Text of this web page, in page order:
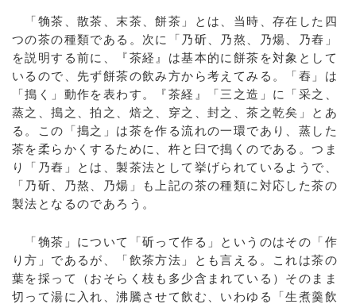
「觕茶、散茶、末茶、餅茶」とは、当時、存在した四
つの茶の種類である。次に「乃斫、乃熬、乃煬、乃舂」
を説明する前に、『茶経』は基本的に餅茶を対象として
いるので、先ず餅茶の飲み方から考えてみる。「舂」は
「搗く」動作を表わす。『茶経』「三之造」に「采之、
蒸之、搗之、拍之、焙之、穿之、封之、茶之乾矣」とあ
る。この「搗之」は茶を作る流れの一環であり、蒸した
茶を柔らかくするために、杵と臼で搗くのである。つま
り「乃舂」とは、製茶法として挙げられているようで、
「乃斫、乃熬、乃煬」も上記の茶の種類に対応した茶の
製法となるのであろう。
「觕茶」について「斫って作る」というのはその「作
り方」であるが、「飲茶方法」とも言える。これは茶の
葉を採って（おそらく枝も多少含まれている）そのまま
切って湯に入れ、沸騰させて飲む、いわゆる「生煮羹飲